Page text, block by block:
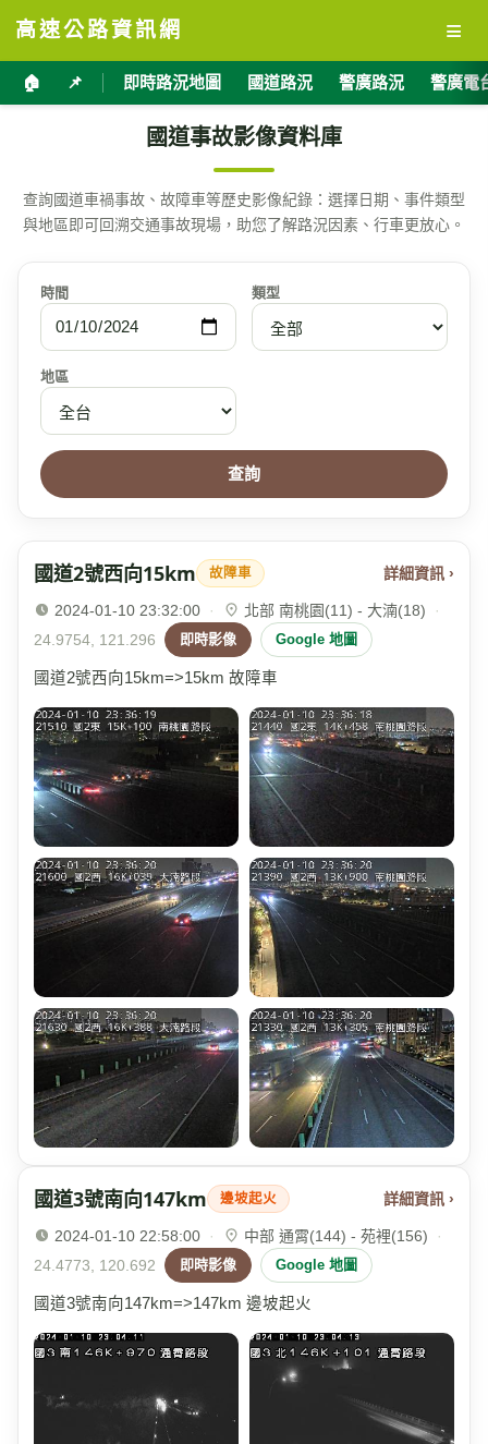
高速公路資訊網 ≡
🏠 📌 即時路況地圖 國道路況 警廣路況 警廣電
國道事故影像資料庫
查詢國道車禍事故、故障車等歷史影像紀錄：選擇日期、事件類型
與地區即可回溯交通事故現場，助您了解路況因素、行車更放心。
時間 類型
地區
查詢
國道2號西向15km 故障車 詳細資訊 ›
2024-01-10 23:32:00 · 北部 南桃園(11) - 大湳(18)
·
24.9754, 121.296
即時影像 Google 地圖
國道2號西向15km=>15km 故障車
國道3號南向147km 邊坡起火 詳細資訊 ›
2024-01-10 22:58:00 · 中部 通霄(144) - 苑裡(156)
·
24.4773, 120.692
即時影像 Google 地圖
國道3號南向147km=>147km 邊坡起火